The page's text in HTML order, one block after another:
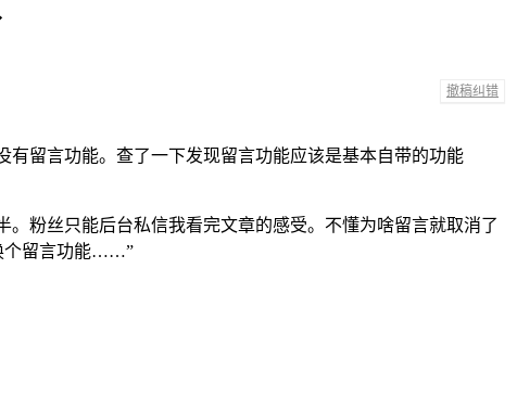
撤稿纠错
留言功能。查了一下发现留言功能应该是基本自带的功能
粉丝只能后台私信我看完文章的感受。不懂为啥留言就取消了
个留言功能……”